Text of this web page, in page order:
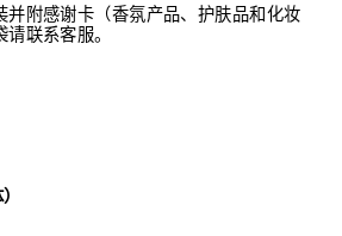
并附感谢卡（香氛产品、护肤品和化妆
联系客服。